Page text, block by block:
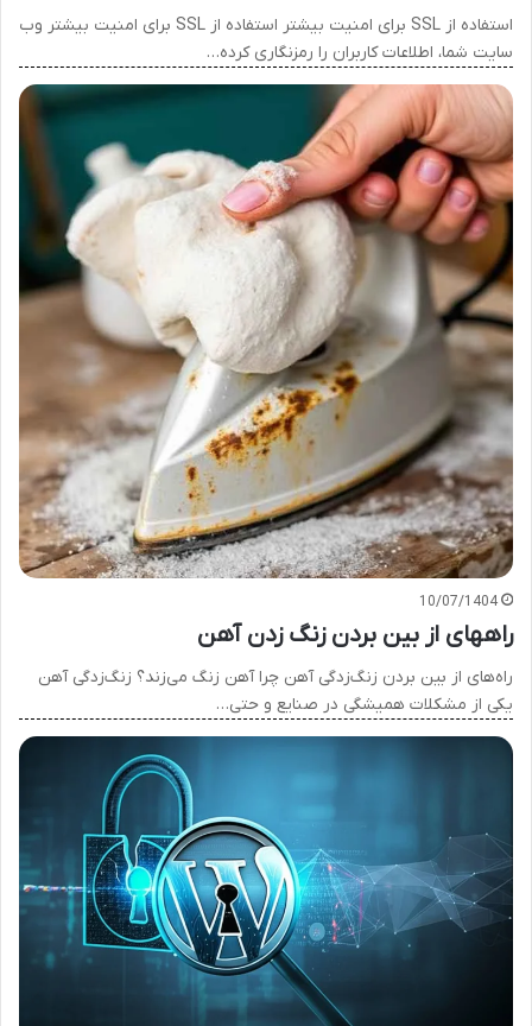
استفاده از SSL برای امنیت بیشتر استفاده از SSL برای امنیت بیشتر وب
سایت شما، اطلاعات کاربران را رمزنگاری کرده…
10/07/1404
راههای از بین بردن زنگ زدن آهن
راه‌های از بین بردن زنگ‌زدگی آهن چرا آهن زنگ می‌زند؟ زنگ‌زدگی آهن
یکی از مشکلات همیشگی در صنایع و حتی…